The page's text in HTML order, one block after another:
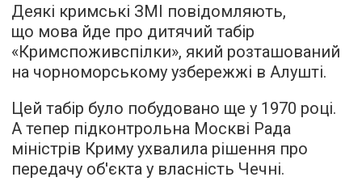
Деякі кримські ЗМІ повідомляють,
що мова йде про дитячий табір
«Кримспоживспілки», який розташований
на чорноморському узбережжі в Алушті.
Цей табір було побудовано ще у 1970 році.
А тепер підконтрольна Москві Рада
міністрів Криму ухвалила рішення про
передачу об'єкта у власність Чечні.